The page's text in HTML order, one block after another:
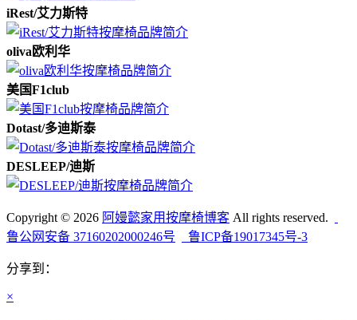
iRest/艾力斯特
oliva欧利华
美国F1club
Dotast/多迪斯泰
DESLEEP/迪斯
Copyright © 2026 阿嫚懿家用按摩椅博客 All rights reserved.
鲁公网安备 37160202000246号
鲁ICP备19017345号-3
分享到：
×